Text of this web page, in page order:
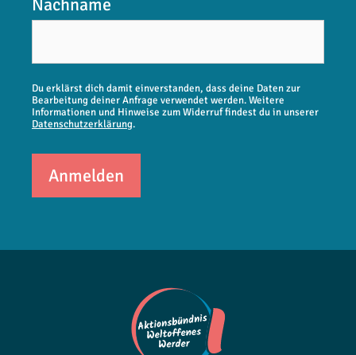
Nachname
Du erklärst dich damit einverstanden, dass deine Daten zur
Bearbeitung deiner Anfrage verwendet werden. Weitere
Informationen und Hinweise zum Widerruf findest du in unserer
Datenschutzerklärung.